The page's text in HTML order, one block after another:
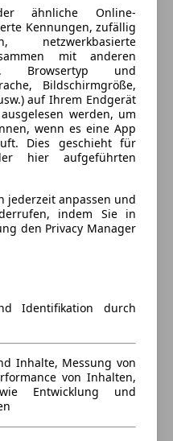
ähnliche Online-
Kennungen, zufällig
netzwerkbasierte
mit anderen
Browsertyp und
Bildschirmgröße,
auf Ihrem Endgerät
werden, um
wenn es eine App
Dies geschieht für
hier aufgeführten
jederzeit anpassen und
indem Sie in
den Privacy Manager
Identifikation durch
Inhalte, Messung von
von Inhalten,
Entwicklung und